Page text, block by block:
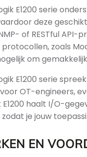
E1200 serie
deze
of RESTful
zoals
om
E1200 serie
OT-engineers,
E1200 haalt I/O-
je jouw
EN